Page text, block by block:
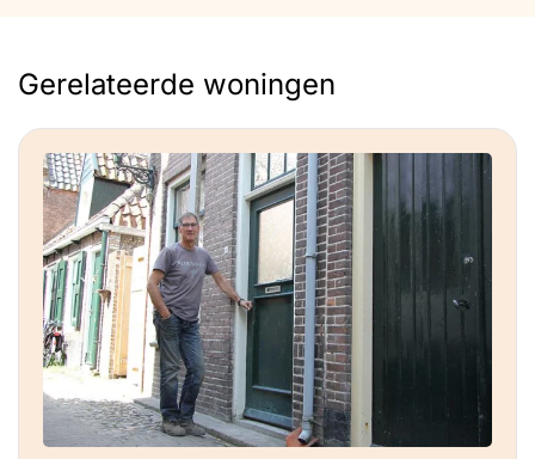
Gerelateerde woningen